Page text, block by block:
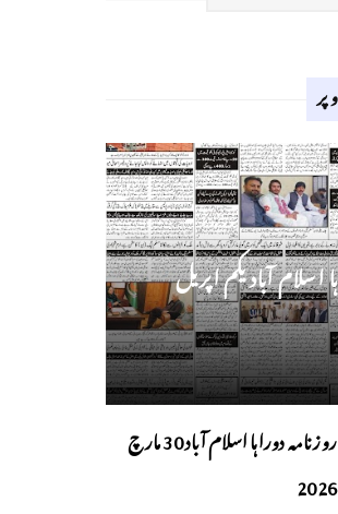
اسلام آباد یکم اپریل
روزنامہ دوراہا اسلام آباد 30 مارچ
2026